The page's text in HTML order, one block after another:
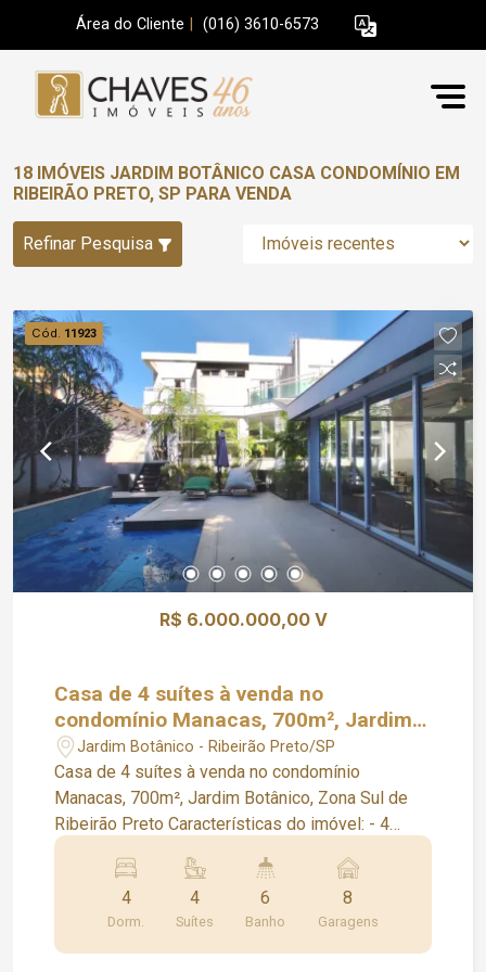
Área do Cliente (016) 3610-6573
18 IMÓVEIS JARDIM BOTÂNICO CASA CONDOMÍNIO EM
RIBEIRÃO PRETO, SP PARA VENDA
Refinar Pesquisa
Cód. 11923
R$ 6.000.000,00 V
Casa de 4 suítes à venda no
condomínio Manacas, 700m², Jardim
Botânico, Zona Sul de Ribeirão Preto
Jardim Botânico - Ribeirão Preto/SP
Casa de 4 suítes à venda no condomínio
Manacas, 700m², Jardim Botânico, Zona Sul de
Ribeirão Preto Características do imóvel: - 4
Suítes - Closet - Banheiro social - Lavabo - Sala
3 ambientes - Elevador - Escritório - Cozinha -
Despensa - Lavanderia - Área gourmet com
churrasqueira - Varanda gourmet - Piscina -
Jardim - Paisagismo - Quarto de despejo - 8
4
Dorm.
4
Suítes
6
Banho
8
Garagens